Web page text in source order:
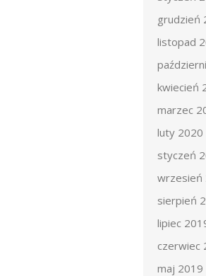
grudzień
listopad
kwiecień
marzec
luty 2020
styczeń
wrzesień
sierpień
lipiec
czerwiec
maj 2019